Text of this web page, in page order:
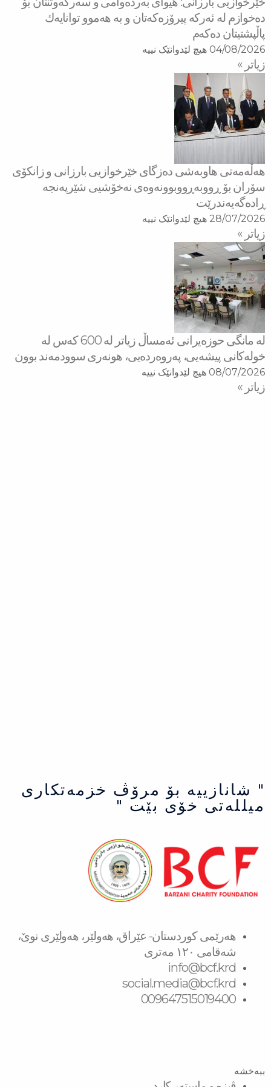
دەخوازم لە ئەركە پیرۆزەكەتان و بە هەموو توانایەك
پاڵپشتیتان دەكەم
04/08/2026 هیچ لێدوانێک نییە
زیاتر »
هه‌ڵه‌مه‌تی هاو‌به‌شی ده‌زگای خێرخوازیی بارزانی و زانكۆی
سۆران بۆ ڕووبه‌ڕووبوونه‌وه‌ی نه‌خۆشیی شێرپه‌نجه‌
ڕاده‌گه‌یه‌ندرێت
28/07/2026 هیچ لێدوانێک نییە
زیاتر »
لە مانگی حوزەیرانی ئەمساڵ زیاتر له‌ 600 كه‌س له‌
خولەكانی پیشەیی، پەروەردەیی، هونەری سوودمه‌ند بوون
08/07/2026 هیچ لێدوانێک نییە
زیاتر »
" شانازییه بۆ مرۆڤ خزمەتكاری
میللەتی خۆی بێت "
هەرێمی کوردستان- عێراق، هەولێر، هەولێری نوێ،
شەقامی ١٢٠ مەتری
info@bcf.krd
social.media@bcf.krd
009647515019400
ببەخشە